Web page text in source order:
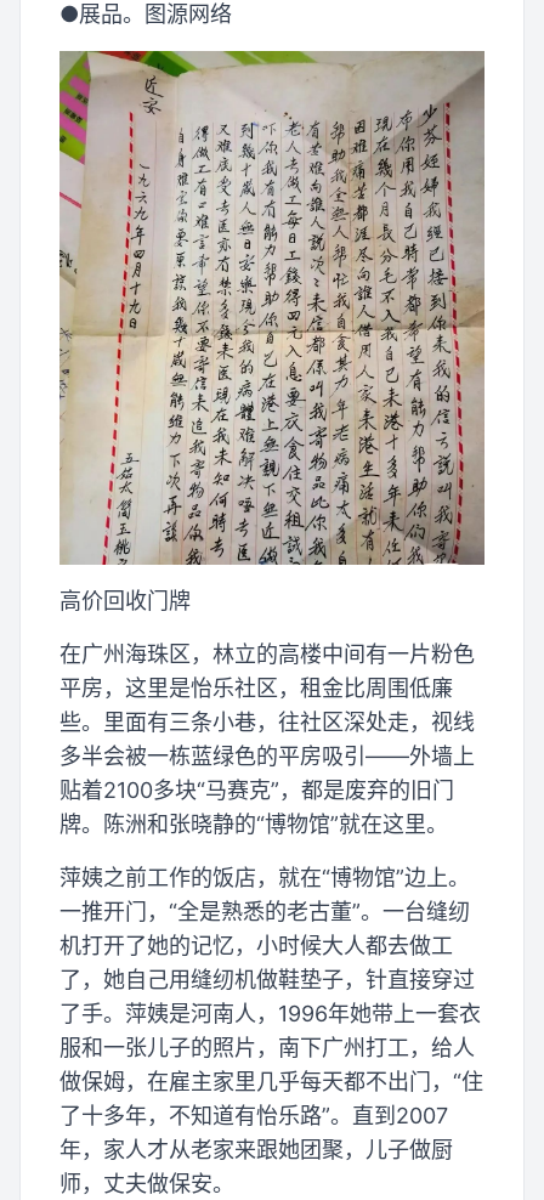
●展品。图源网络
高价回收门牌
在广州海珠区，林立的高楼中间有一片粉色
平房，这里是怡乐社区，租金比周围低廉
些。里面有三条小巷，往社区深处走，视线
多半会被一栋蓝绿色的平房吸引——外墙上
贴着2100多块“马赛克”，都是废弃的旧门
牌。陈洲和张晓静的“博物馆”就在这里。
萍姨之前工作的饭店，就在“博物馆”边上。
一推开门，“全是熟悉的老古董”。一台缝纫
机打开了她的记忆，小时候大人都去做工
了，她自己用缝纫机做鞋垫子，针直接穿过
了手。萍姨是河南人，1996年她带上一套衣
服和一张儿子的照片，南下广州打工，给人
做保姆，在雇主家里几乎每天都不出门，“住
了十多年，不知道有怡乐路”。直到2007
年，家人才从老家来跟她团聚，儿子做厨
师，丈夫做保安。